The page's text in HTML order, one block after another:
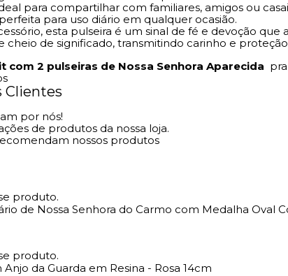
para compartilhar com familiares, amigos ou
para uso diário em qualquer ocasião.
esta pulseira é um sinal de fé e devoção
cheio de significado, transmitindo carinho e
com 2 pulseiras de Nossa Senhora Aparecida
Clientes
por nós!
de produtos da nossa loja.
nossos produtos
produto.
de Nossa Senhora do Carmo com Medalha Oval
produto.
da Guarda em Resina - Rosa 14cm